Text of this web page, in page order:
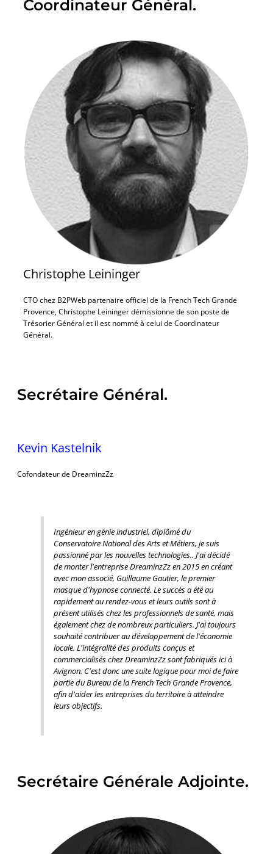
Coordinateur Général.
Christophe Leininger
CTO chez B2PWeb partenaire officiel de la French Tech Grande
Provence, Christophe Leininger démissionne de son poste de
Trésorier Général et il est nommé à celui de Coordinateur
Général.
Secrétaire Général.
Kevin Kastelnik
Cofondateur de DreaminzZz
Ingénieur en génie industriel, diplômé du
Conservatoire National des Arts et Métiers, je suis
passionné par les nouvelles technologies.. J'ai décidé
de monter l'entreprise DreaminzZz en 2015 en créant
avec mon associé, Guillaume Gautier, le premier
masque d'hypnose connecté. Le succès a été au
rapidement au rendez-vous et leurs outils sont à
présent utilisés chez les professionnels de santé, mais
également chez de nombreux particuliers. J'ai toujours
souhaité contribuer au développement de l'économie
locale. L'intégralité des produits conçus et
commercialisés chez DreaminzZz sont fabriqués ici à
Avignon. C'est donc une suite logique pour moi de faire
partie du Bureau de la French Tech Grande Provence,
afin d'aider les entreprises du territoire à atteindre
leurs objectifs.
Secrétaire Générale Adjointe.